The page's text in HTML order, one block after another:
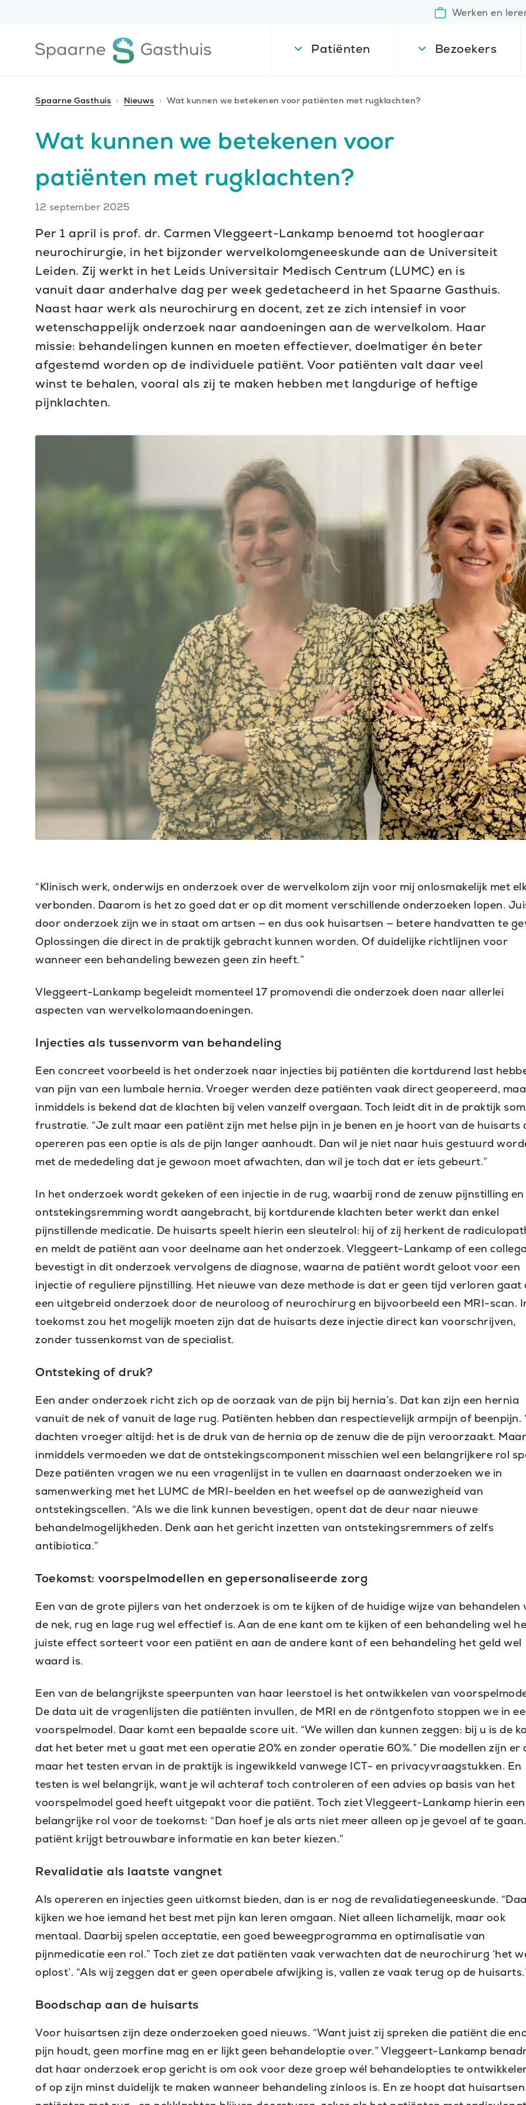
Ga
homepagina
Patiënten Bezoekers
Werken en
Spaarne Gasthuis Nieuws Wat kunnen we betekenen voor patiënten met rugklachten?
Wat kunnen we betekenen voor
patiënten met rugklachten?
Publiceerdatum
12 september 2025
Per 1 april is prof. dr. Carmen Vleggeert-Lankamp benoemd tot hoogleraar
neurochirurgie, in het bijzonder wervelkolomgeneeskunde aan de Universiteit
Leiden. Zij werkt in het Leids Universitair Medisch Centrum (LUMC) en is
vanuit daar anderhalve dag per week gedetacheerd in het Spaarne Gasthuis.
Naast haar werk als neurochirurg en docent, zet ze zich intensief in voor
wetenschappelijk onderzoek naar aandoeningen aan de wervelkolom. Haar
missie: behandelingen kunnen en moeten effectiever, doelmatiger én beter
afgestemd worden op de individuele patiënt. Voor patiënten valt daar veel
winst te behalen, vooral als zij te maken hebben met langdurige of heftige
pijnklachten.
“Klinisch werk, onderwijs en onderzoek over de wervelkolom zijn voor mij onlosmakelijk met
verbonden. Daarom is het zo goed dat er op dit moment verschillende onderzoeken lopen.
door onderzoek zijn we in staat om artsen — en dus ook huisartsen — betere handvatten te
Oplossingen die direct in de praktijk gebracht kunnen worden. Of duidelijke richtlijnen voor
wanneer een behandeling bewezen geen zin heeft.”
Vleggeert-Lankamp begeleidt momenteel 17 promovendi die onderzoek doen naar allerlei
aspecten van wervelkolomaandoeningen.
Injecties als tussenvorm van behandeling
Een concreet voorbeeld is het onderzoek naar injecties bij patiënten die kortdurend last
van pijn van een lumbale hernia. Vroeger werden deze patiënten vaak direct geopereerd,
inmiddels is bekend dat de klachten bij velen vanzelf overgaan. Toch leidt dit in de praktijk
frustratie. “Je zult maar een patiënt zijn met helse pijn in je benen en je hoort van de huisarts
opereren pas een optie is als de pijn langer aanhoudt. Dan wil je niet naar huis gestuurd
met de mededeling dat je gewoon moet afwachten, dan wil je toch dat er íets gebeurt.”
In het onderzoek wordt gekeken of een injectie in de rug, waarbij rond de zenuw pijnstilling en
ontstekingsremming wordt aangebracht, bij kortdurende klachten beter werkt dan enkel
pijnstillende medicatie. De huisarts speelt hierin een sleutelrol: hij of zij herkent de
en meldt de patiënt aan voor deelname aan het onderzoek. Vleggeert-Lankamp of een collega
bevestigt in dit onderzoek vervolgens de diagnose, waarna de patiënt wordt geloot voor een
injectie of reguliere pijnstilling. Het nieuwe van deze methode is dat er geen tijd verloren gaat
een uitgebreid onderzoek door de neuroloog of neurochirurg en bijvoorbeeld een MRI-scan.
toekomst zou het mogelijk moeten zijn dat de huisarts deze injectie direct kan voorschrijven,
zonder tussenkomst van de specialist.
Ontsteking of druk?
Een ander onderzoek richt zich op de oorzaak van de pijn bij hernia’s. Dat kan zijn een hernia
vanuit de nek of vanuit de lage rug. Patiënten hebben dan respectievelijk armpijn of beenpijn.
dachten vroeger altijd: het is de druk van de hernia op de zenuw die de pijn veroorzaakt. Maar
inmiddels vermoeden we dat de ontstekingscomponent misschien wel een belangrijkere rol
Deze patiënten vragen we nu een vragenlijst in te vullen en daarnaast onderzoeken we in
samenwerking met het LUMC de MRI-beelden en het weefsel op de aanwezigheid van
ontstekingscellen. “Als we die link kunnen bevestigen, opent dat de deur naar nieuwe
behandelmogelijkheden. Denk aan het gericht inzetten van ontstekingsremmers of zelfs
antibiotica.”
Toekomst: voorspelmodellen en gepersonaliseerde zorg
Een van de grote pijlers van het onderzoek is om te kijken of de huidige wijze van behandelen
de nek, rug en lage rug wel effectief is. Aan de ene kant om te kijken of een behandeling wel
juiste effect sorteert voor een patiënt en aan de andere kant of een behandeling het geld wel
waard is.
Een van de belangrijkste speerpunten van haar leerstoel is het ontwikkelen van
De data uit de vragenlijsten die patiënten invullen, de MRI en de röntgenfoto stoppen we in
voorspelmodel. Daar komt een bepaalde score uit. “We willen dan kunnen zeggen: bij u is de
dat het beter met u gaat met een operatie 20% en zonder operatie 60%.” Die modellen zijn er
maar het testen ervan in de praktijk is ingewikkeld vanwege ICT- en privacyvraagstukken. En
testen is wel belangrijk, want je wil achteraf toch controleren of een advies op basis van het
voorspelmodel goed heeft uitgepakt voor die patiënt. Toch ziet Vleggeert-Lankamp hierin een
belangrijke rol voor de toekomst: “Dan hoef je als arts niet meer alleen op je gevoel af te
patiënt krijgt betrouwbare informatie en kan beter kiezen.”
Revalidatie als laatste vangnet
Als opereren en injecties geen uitkomst bieden, dan is er nog de revalidatiegeneeskunde.
kijken we hoe iemand het best met pijn kan leren omgaan. Niet alleen lichamelijk, maar ook
mentaal. Daarbij spelen acceptatie, een goed beweegprogramma en optimalisatie van
pijnmedicatie een rol.” Toch ziet ze dat patiënten vaak verwachten dat de neurochirurg ‘het
oplost’. “Als wij zeggen dat er geen operabele afwijking is, vallen ze vaak terug op de
Boodschap aan de huisarts
Voor huisartsen zijn deze onderzoeken goed nieuws. “Want juist zij spreken die patiënt die
pijn houdt, geen morfine mag en er lijkt geen behandeloptie over.” Vleggeert-Lankamp
dat haar onderzoek erop gericht is om ook voor deze groep wél behandelopties te
of op zijn minst duidelijk te maken wanneer behandeling zinloos is. En ze hoopt dat